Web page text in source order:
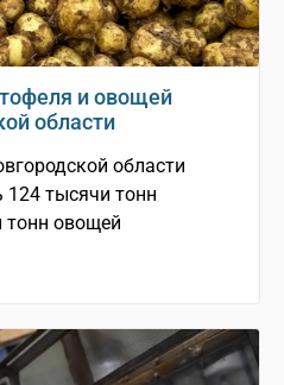
и овощей
области
области
124 тысячи тонн
тонн овощей